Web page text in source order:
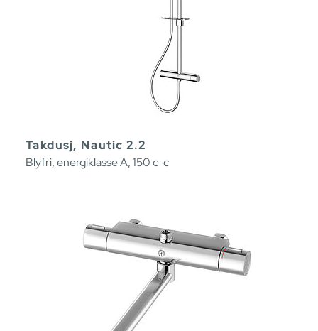
Takdusj, Nautic 2.2
Blyfri, energiklasse A, 150 c-c